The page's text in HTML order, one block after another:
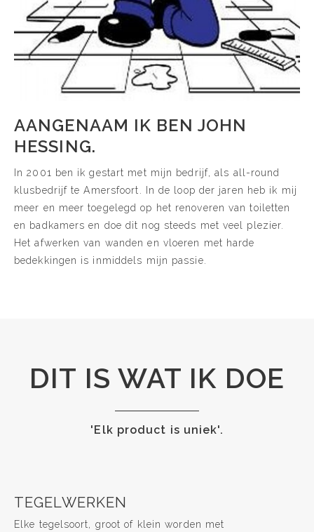
AANGENAAM IK BEN JOHN
HESSING.
In 2001 ben ik gestart met mijn bedrijf, als all-round
klusbedrijf te Amersfoort. In de loop der jaren heb ik mij
meer en meer toegelegd op het renoveren van toiletten
en badkamers en doe dit nog steeds met veel plezier.
Het afwerken van wanden en vloeren met harde
bedekkingen is inmiddels mijn passie.
DIT IS WAT IK DOE
'Elk product is uniek'.
TEGELWERKEN
Elke tegelsoort, groot of klein worden met